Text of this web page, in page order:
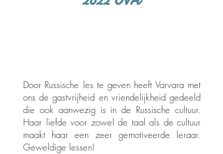
Door Russische les te geven heeft Varvara met
ons de gastvrijheid en vriendelijkheid gedeeld
die ook aanwezig is in de Russische cultuur.
Haar liefde voor zowel de taal als de cultuur
maakt haar een zeer gemotiveerde leraar.
Geweldige lessen!